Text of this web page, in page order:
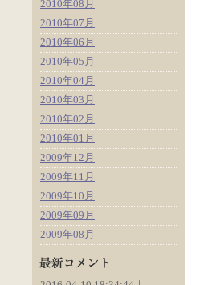
2010年08月
2010年07月
2010年06月
2010年05月
2010年04月
2010年03月
2010年02月
2010年01月
2009年12月
2009年11月
2009年10月
2009年09月
2009年08月